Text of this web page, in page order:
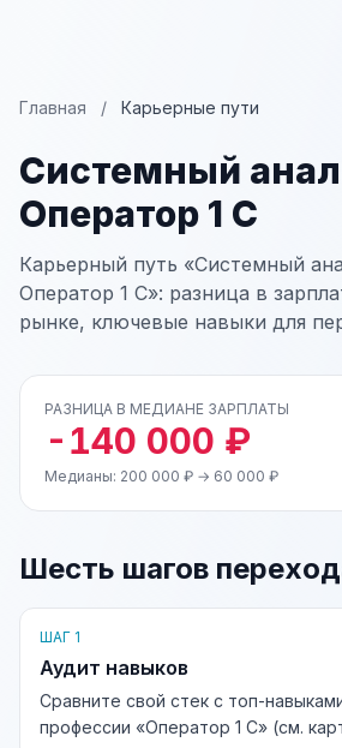
Главная / Карьерные пути
Системный
Оператор 1 С
Карьерный путь «Системный
Оператор 1 С»: разница в
рынке, ключевые навыки для
РАЗНИЦА В МЕДИАНЕ ЗАРПЛАТЫ
-140 000 ₽
Медианы: 200 000 ₽ → 60 000 ₽
Шесть шагов
ШАГ 1
Аудит навыков
Сравните свой стек с топ-
профессии «Оператор 1 С» (см.